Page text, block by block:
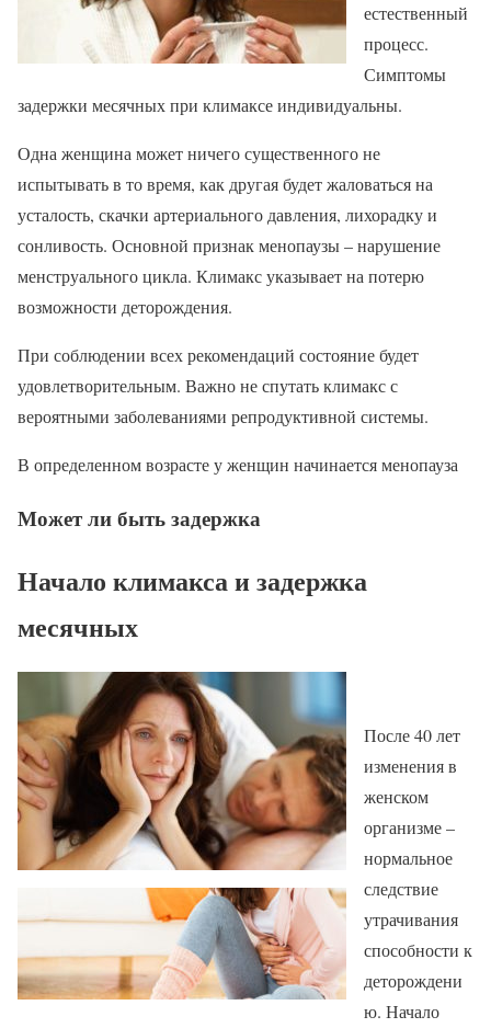
естественный
процесс.
Симптомы
задержки месячных при климаксе индивидуальны.
Одна женщина может ничего существенного не
испытывать в то время, как другая будет жаловаться на
усталость, скачки артериального давления, лихорадку и
сонливость. Основной признак менопаузы – нарушение
менструального цикла. Климакс указывает на потерю
возможности деторождения.
При соблюдении всех рекомендаций состояние будет
удовлетворительным. Важно не спутать климакс с
вероятными заболеваниями репродуктивной системы.
В определенном возрасте у женщин начинается менопауза
Может ли быть задержка
Начало климакса и задержка
месячных
После 40 лет
изменения в
женском
организме –
нормальное
следствие
утрачивания
способности к
деторождени
ю. Начало